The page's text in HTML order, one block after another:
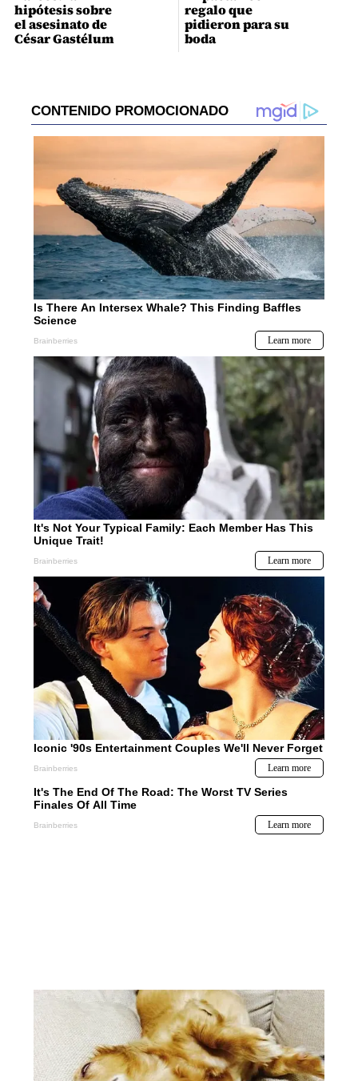
hipótesis sobre
el asesinato de
César Gastélum
regalo que
pidieron para su
boda